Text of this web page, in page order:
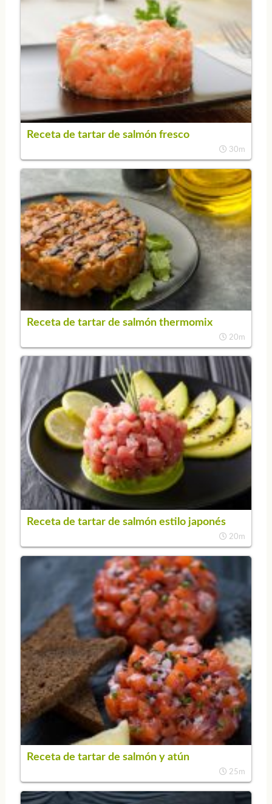
Receta de tartar de salmón fresco
30m
Receta de tartar de salmón thermomix
20m
Receta de tartar de salmón estilo japonés
20m
Receta de tartar de salmón y atún
25m